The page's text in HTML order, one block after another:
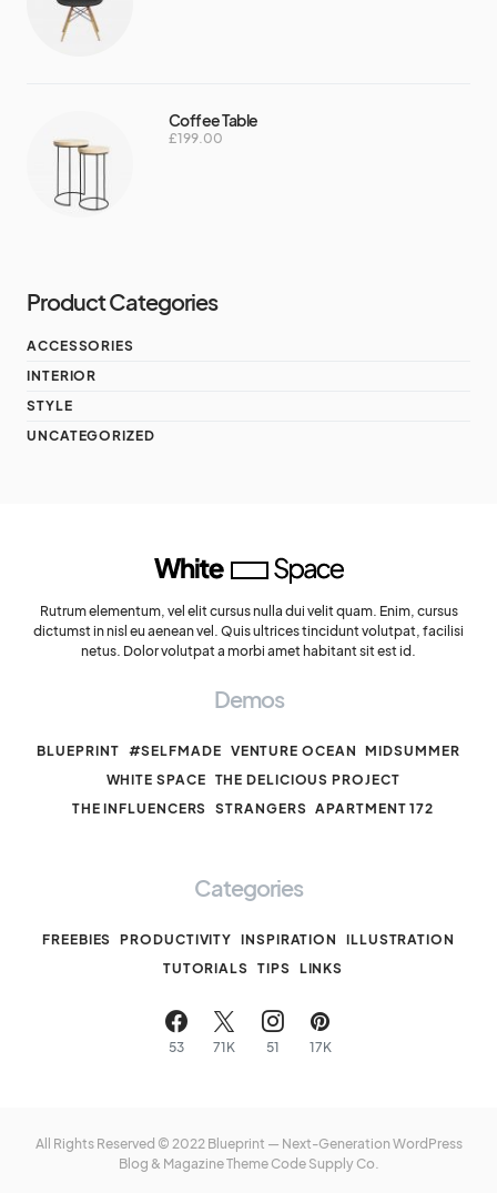
Coffee Table
£199.00
Product Categories
ACCESSORIES
INTERIOR
STYLE
UNCATEGORIZED
Rutrum elementum, vel elit cursus nulla dui velit quam. Enim, cursus
dictumst in nisl eu aenean vel. Quis ultrices tincidunt volutpat, facilisi
netus. Dolor volutpat a morbi amet habitant sit est id.
Demos
BLUEPRINT #SELFMADE VENTURE OCEAN
MIDSUMMER
WHITE SPACE THE DELICIOUS PROJECT
THE INFLUENCERS
STRANGERS APARTMENT 172
Categories
FREEBIES PRODUCTIVITY INSPIRATION
ILLUSTRATION
TUTORIALS TIPS LINKS
53 71K 51 17K
All Rights Reserved © 2022 Blueprint — Next-Generation WordPress
Blog & Magazine Theme Code Supply Co.